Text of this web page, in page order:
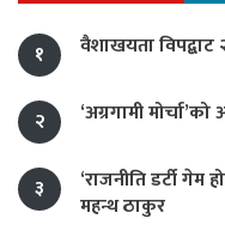
१ वैशाखयता
२ ‘अग्रगामी
३
‘राजनीति डर्टी गेम
महन्थ ठाकुर